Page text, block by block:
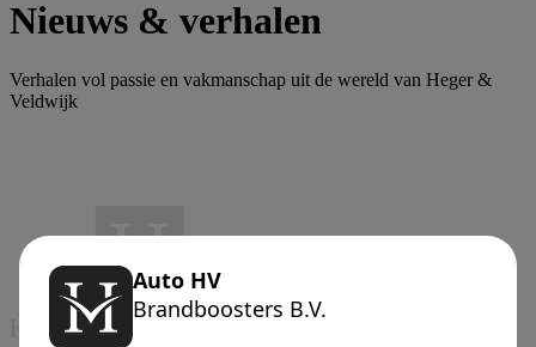
Nieuws & verhalen
Verhalen vol passie en vakmanschap uit de wereld van Heger &
Veldwijk